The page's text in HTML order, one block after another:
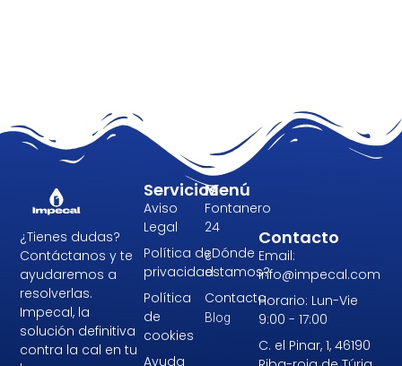
¿Tienes dudas?
Contáctanos y te
ayudaremos a
resolverlas.
Impecal, la
solución definitiva
contra la cal en tu
Menú
Fontanero
24
¿Dónde
estamos?
Contacto
Blog
Servicios
Aviso
Legal
Política de
privacidad
Política
de
cookies
Ayuda
Contacto
Email:
info@impecal.com
Horario: Lun-Vie
9:00 - 17:00
C. el Pinar, 1, 46190